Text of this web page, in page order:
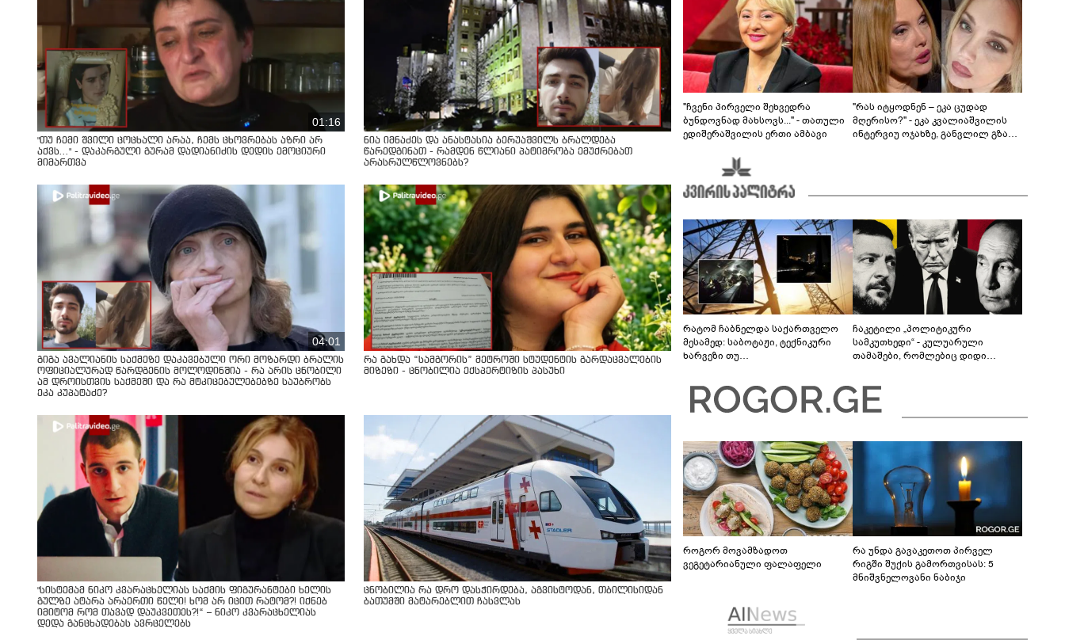
01:16
"თუ ჩემი შვილი ცოცხალი არაა, ჩემს ცხოვრებას აზრი არ
აქვს..." - დაკარგული გურამ დადიანიძის დედის ემოციური
მიმართვა
ნია იმნაძეს და ანასტასია ბერუაშვილს ბრალდება
წარედგინათ - რამდენ წლიანი პატიმრობა ემუქრებათ
არასრულწლოვნებს?
04:01
გიგა ავალიანის საქმეზე დაკავებული ორი მოზარდი ბრალის
ოფიციალურად წარდგენის მოლოდინშია - რა არის ცნობილი
ამ დროისთვის საქმეში და რა მტკიცებულებებზე საუბრობს
ეკა კუპატაძე?
რა გახდა “სამგორის” მეტროში სტუდენტის გარდაცვალების
მიზეზი - ცნობილია ექსპერტიზის პასუხი
"სისტემამ ნიკო კვარაცხელიას საქმის ფიგურანტები ხელის
გულზე ატარა არაერთი წელი! ხომ არ იცით რატომ?! იქნებ
იმიტომ რომ თავად დაუკვეთეს?!“ – ნიკო კვარაცხელიას
დედა განცხადებას ავრცელებს
ცნობილია რა დრო დასჭირდება, აგვისტოდან, თბილისიდან
ბათუმში მატარებლით ჩასვლას
"ჩვენი პირველი შეხვედრა
ბუნდოვნად მახსოვს..." - თათული
ედიშერაშვილის ერთი ამბავი
"რას იტყოდნენ – ეკა ცუდად
მღერისო?" - ეკა კვალიაშვილის
ინტერვიუ ოჯახზე, განვლილ გზასა
რატომ ჩაბნელდა საქართველო
მესამედ: საბოტაჟი, ტექნიკური
ხარვეზი თუ
ჩაკეტილი „პოლიტიკური
სამკუთხედი“ - კულუარული
თამაშები, რომლებიც დიდი
როგორ მოვამზადოთ
ვეგეტარიანული ფალაფელი
რა უნდა გავაკეთოთ პირველ
რიგში შუქის გამორთვისას: 5
მნიშვნელოვანი ნაბიჯი